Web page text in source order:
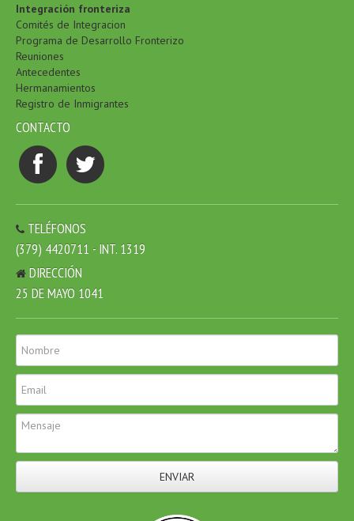
Integración fronteriza
Comités de Integracion
Programa de Desarrollo Fronterizo
Reuniones
Antecedentes
Hermanamientos
Registro de Inmigrantes
CONTACTO
TELÉFONOS
(379) 4420711 - INT. 1319
DIRECCIÓN
25 DE MAYO 1041
ENVIAR